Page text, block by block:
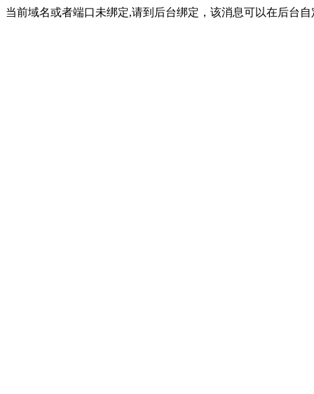
当前域名或者端口未绑定,请到后台绑定，该消息可以在后台自